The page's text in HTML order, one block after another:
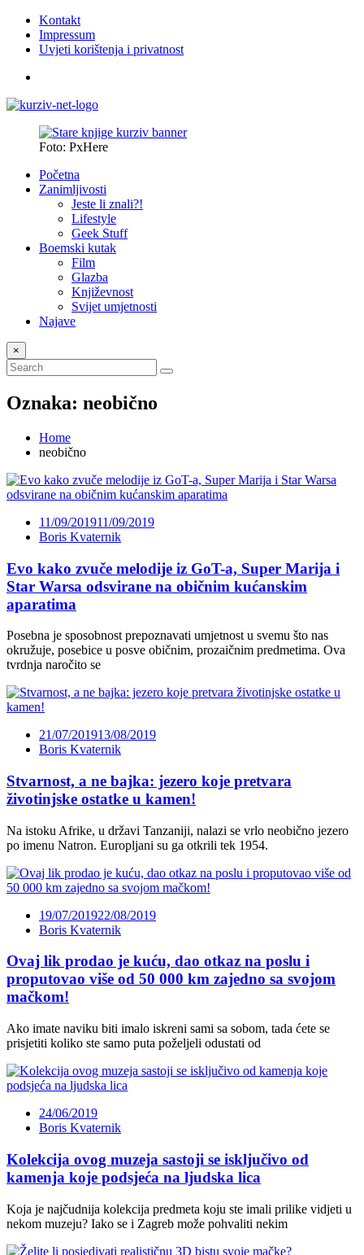
Kontakt
Impressum
Uvjeti korištenja i privatnost
Foto: PxHere
Početna
Zanimljivosti
Jeste li znali?!
Lifestyle
Geek Stuff
Boemski kutak
Film
Glazba
Književnost
Svijet umjetnosti
Najave
×
Oznaka: neobično
Home
neobično
11/09/201911/09/2019
Boris Kvaternik
Evo kako zvuče melodije iz GoT-a, Super Marija i
Star Warsa odsvirane na običnim kućanskim
aparatima
Posebna je sposobnost prepoznavati umjetnost u svemu što nas
okružuje, posebice u posve običnim, prozaičnim predmetima. Ova
tvrdnja naročito se
21/07/201913/08/2019
Boris Kvaternik
Stvarnost, a ne bajka: jezero koje pretvara
životinjske ostatke u kamen!
Na istoku Afrike, u državi Tanzaniji, nalazi se vrlo neobično jezero
po imenu Natron. Europljani su ga otkrili tek 1954.
19/07/201922/08/2019
Boris Kvaternik
Ovaj lik prodao je kuću, dao otkaz na poslu i
proputovao više od 50 000 km zajedno sa svojom
mačkom!
Ako imate naviku biti imalo iskreni sami sa sobom, tada ćete se
prisjetiti koliko ste samo puta poželjeli odustati od
24/06/2019
Boris Kvaternik
Kolekcija ovog muzeja sastoji se isključivo od
kamenja koje podsjeća na ljudska lica
Koja je najčudnija kolekcija predmeta koju ste imali prilike vidjeti u
nekom muzeju? Iako se i Zagreb može pohvaliti nekim